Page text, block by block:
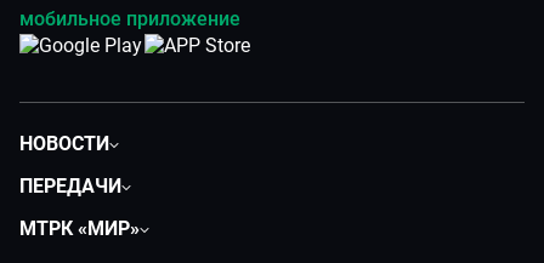
мобильное приложение
НОВОСТИ
Экономика
ПЕРЕДАЧИ
МТРК «МИР»